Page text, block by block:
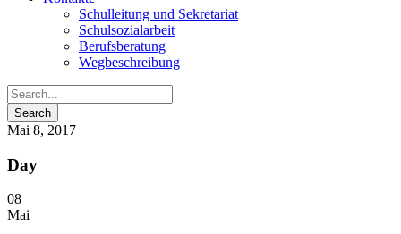
Schulleitung und Sekretariat
Schulsozialarbeit
Berufsberatung
Wegbeschreibung
Mai 8, 2017
Day
08
Mai